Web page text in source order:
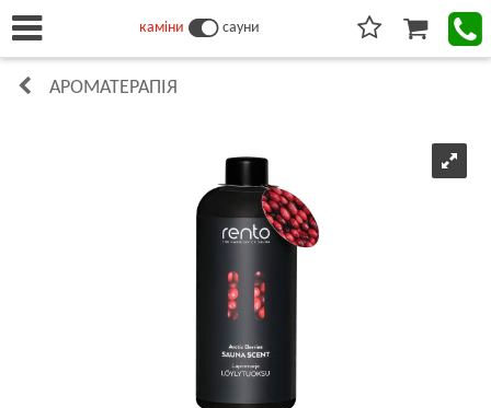
каміни сауни
АРОМАТЕРАПІЯ